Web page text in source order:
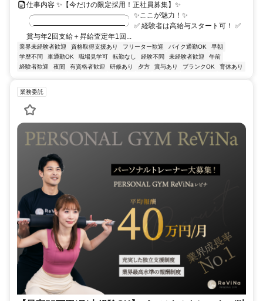
仕事内容 ✨【今だけの限定採用！正社員募集】✨
╭━━━━━━━━━━━━━╮ ✨ここが魅力！✨
╰━━━━━━━━━━━━━╯ ✅ 経験者は高給与スタート可！ ✅
賞与年2回支給＋昇給査定年1回...
業界未経験者歓迎 資格取得支援あり フリーター歓迎 バイク通勤OK
早朝
学歴不問
車通勤OK 職場見学可 転勤なし 経験不問 未経験者歓迎
午前
経験者歓迎
夜間 有資格者歓迎 研修あり 夕方 賞与あり ブランクOK 育休あり
業務委託